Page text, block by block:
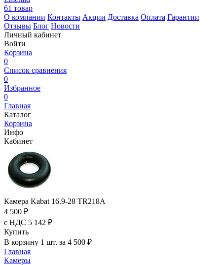
61 товар
О компании Контакты Акции Доставка Оплата Гарантии
Отзывы Блог Новости
Личный кабинет
Войти
Корзина
0
Список сравнения
0
Избранное
0
Главная
Каталог
Корзина
Инфо
Кабинет
Камера Kabat 16.9-28 TR218A
4 500 ₽
с НДС 5 142 ₽
Купить
В корзину 1 шт. за 4 500 ₽
Главная
Камеры